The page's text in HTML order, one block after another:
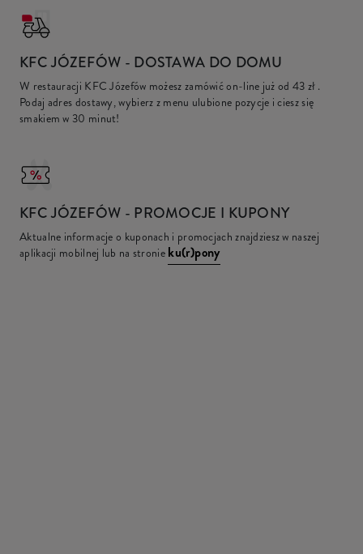
KFCJÓZEFÓW - DOSTAWA DO DOMU
W restauracji KFC Józefów możesz zamówić on-line już od 43 zł.
Podaj adres dostawy, wybierz z menu ulubione pozycje i ciesz się
smakiem w 30 minut!
KFCJÓZEFÓW - PROMOCJE I KUPONY
Aktualne informacje o kuponach i promocjach znajdziesz w naszej
aplikacji mobilnej lub na stronie ku(r)pony